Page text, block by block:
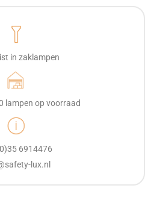
in zaklampen
lampen op voorraad
6914476
lux.nl